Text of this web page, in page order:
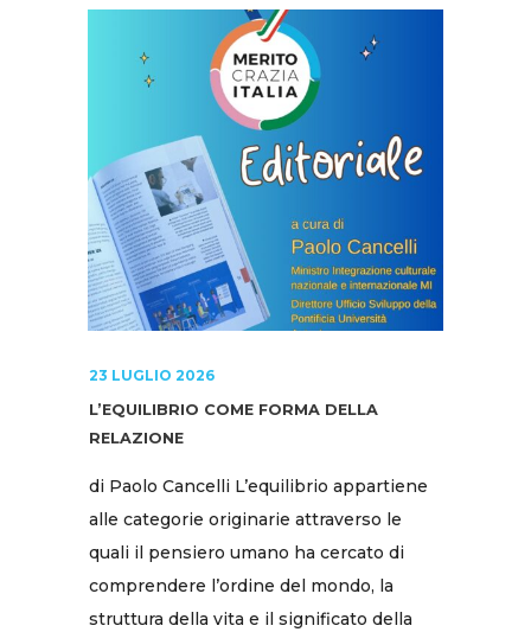
23 LUGLIO 2026
L’EQUILIBRIO COME FORMA DELLA
RELAZIONE
di Paolo Cancelli L’equilibrio appartiene
alle categorie originarie attraverso le
quali il pensiero umano ha cercato di
comprendere l’ordine del mondo, la
struttura della vita e il significato della